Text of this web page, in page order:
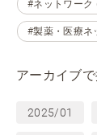
#ネットワーク
#製薬・医療ネ
アーカイブ
2025/01